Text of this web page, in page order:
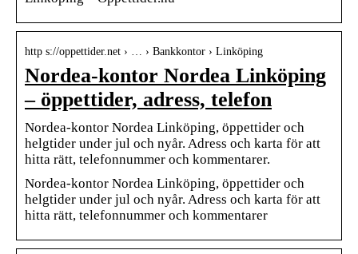
http s://oppettider.net › … › Bankkontor › Linköping
Nordea-kontor Nordea Linköping
– öppettider, adress, telefon
Nordea-kontor Nordea Linköping, öppettider och
helgtider under jul och nyår. Adress och karta för att
hitta rätt, telefonnummer och kommentarer.
Nordea-kontor Nordea Linköping, öppettider och
helgtider under jul och nyår. Adress och karta för att
hitta rätt, telefonnummer och kommentarer